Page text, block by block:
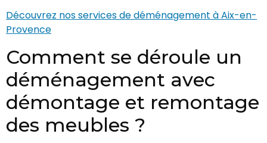
Découvrez nos services de déménagement à Aix-en-
Provence
Comment se déroule un
déménagement avec
démontage et remontage
des meubles ?